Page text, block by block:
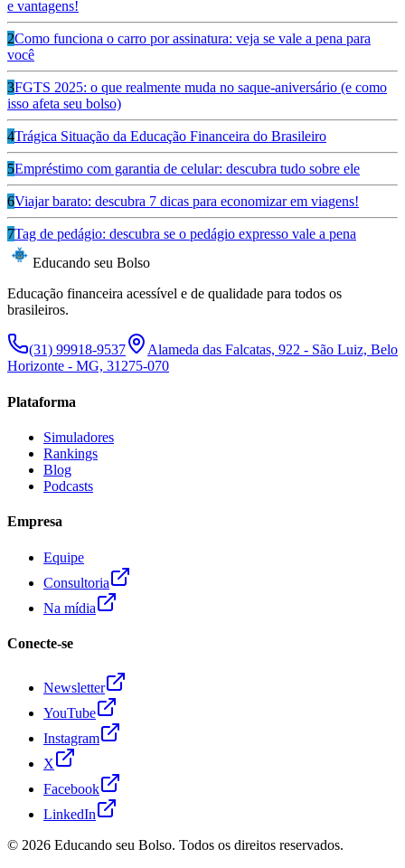
e vantagens!
2Como funciona o carro por assinatura: veja se vale a pena para
você
3FGTS 2025: o que realmente muda no saque-aniversário (e como
isso afeta seu bolso)
4Trágica Situação da Educação Financeira do Brasileiro
5Empréstimo com garantia de celular: descubra tudo sobre ele
6Viajar barato: descubra 7 dicas para economizar em viagens!
7Tag de pedágio: descubra se o pedágio expresso vale a pena
Educando seu Bolso
Educação financeira acessível e de qualidade para todos os
brasileiros.
(31) 99918-9537
Alameda das Falcatas, 922 - São Luiz, Belo
Horizonte - MG, 31275-070
Plataforma
Simuladores
Rankings
Blog
Podcasts
Empresa
Equipe
Consultoria
Na mídia
Conecte-se
Newsletter
YouTube
Instagram
X
Facebook
LinkedIn
© 2026 Educando seu Bolso. Todos os direitos reservados.